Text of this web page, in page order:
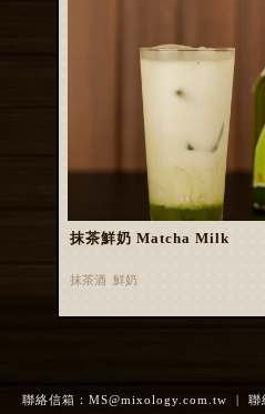
抹茶鮮奶 Matcha Milk
抹茶酒 鮮奶
聯絡信箱： MS@mixology.com.tw | 聯